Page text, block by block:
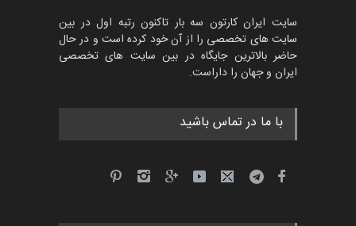
سایت ایران کارتون سه بار تاکنون رتبه اول در بین
سایت های تخصصی را از آن خود کرده است و در حال
حاضر بالاترین جایگاه در بین سایت های تخصصی
ایران و جهان را داراست.
با ما در تماس باشید